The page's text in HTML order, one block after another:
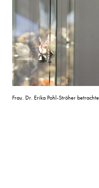
Frau. Dr. Erika Pohl-Ströher